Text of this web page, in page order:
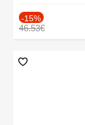
-15%
46.53€